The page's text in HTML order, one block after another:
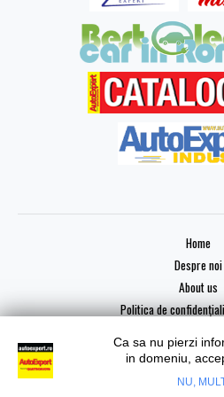
Home
Despre noi
About us
Politica de
Copyright © 2026
Ca sa nu pierzi
in domeniu,
NU,